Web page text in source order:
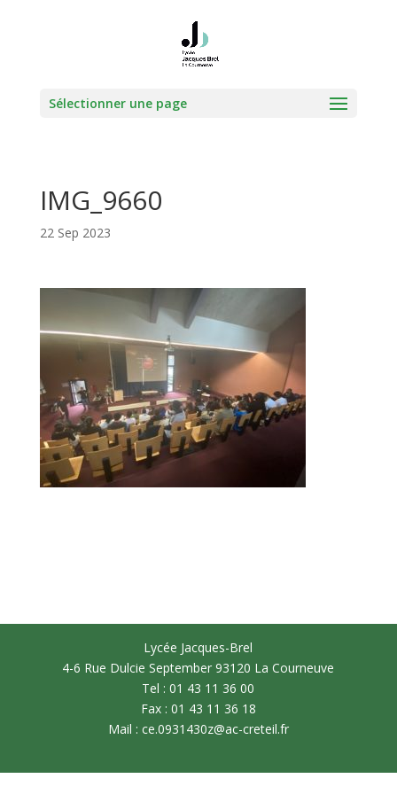
Sélectionner une page
IMG_9660
22 Sep 2023
Lycée Jacques-Brel
4-6 Rue Dulcie September 93120 La Courneuve
Tel : 01 43 11 36 00
Fax : 01 43 11 36 18
Mail : ce.0931430z@ac-creteil.fr